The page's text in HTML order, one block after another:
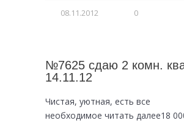
08.11.2012 0
№7625 сдаю 2 комн.
14.11.12
Чистая, уютная, есть все
необходимое читать далее18